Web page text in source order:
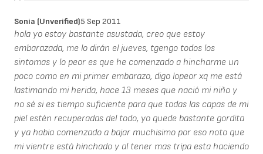
Sonia (unverified)5 Sep 2011
hola yo estoy bastante asustada, creo que estoy
embarazada, me lo dirán el jueves, tgengo todos los
sintomas y lo peor es que he comenzado a hincharme un
poco como en mi primer embarazo, digo lopeor xq me está
lastimando mi herida, hace 13 meses que nació mi niño y
no sé si es tiempo suficiente para que todas las capas de mi
piel estén recuperadas del todo, yo quede bastante gordita
y ya habia comenzado a bajar muchisimo por eso noto que
mi vientre está hinchado y al tener mas tripa esta haciendo